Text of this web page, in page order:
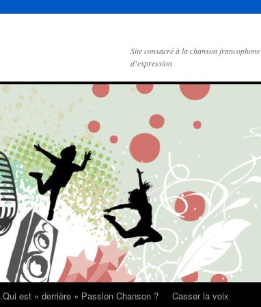
Site consacré à la chanson francophone
d’expression
.Qui est « derrière » Passion Chanson ?
Casser la voix